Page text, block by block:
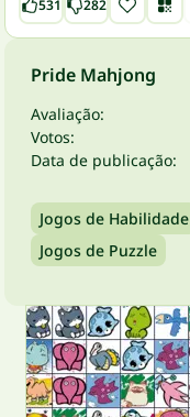
531 282
Pride Mahjong
Avaliação:
Votos:
Data de publicação:
Jogos de Habilidade
Jogos de Puzzle